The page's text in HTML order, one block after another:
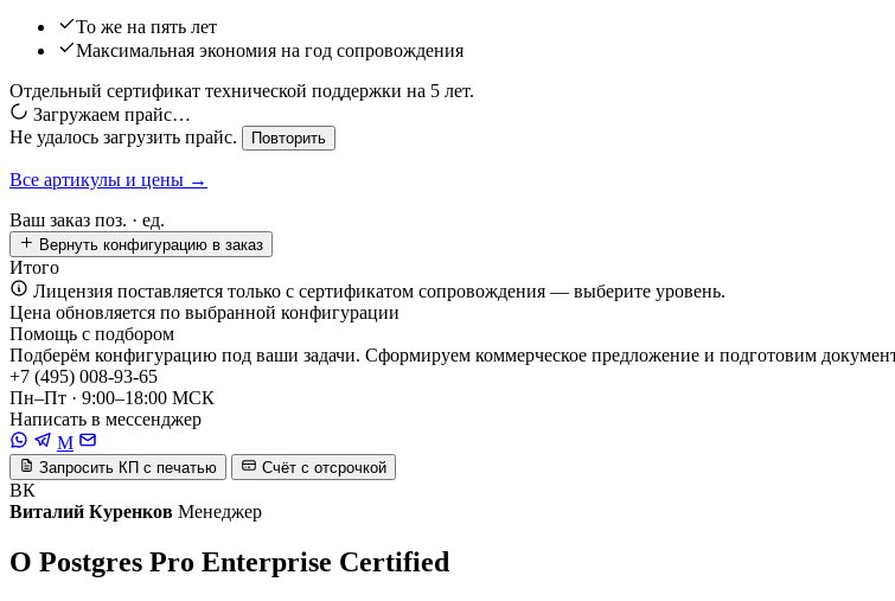
То же на пять лет
Максимальная экономия на год сопровождения
Отдельный сертификат технической поддержки на 5 лет.
Загружаем прайс…
Не удалось загрузить прайс.
Повторить
Все артикулы и цены →
Ваш заказ поз. · ед.
Вернуть конфигурацию в заказ
Итого
Лицензия поставляется только с сертификатом сопровождения — выберите уровень.
Цена обновляется по выбранной конфигурации
Помощь с подбором
Подберём конфигурацию под ваши задачи. Сформируем коммерческое предложение и подготовим
+7 (495) 008-93-65
Пн–Пт · 9:00–18:00 МСК
Написать в мессенджер
M
Запросить КП с печатью Счёт с отсрочкой
ВК
Виталий Куренков Менеджер
О Postgres Pro Enterprise Certified